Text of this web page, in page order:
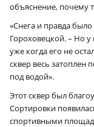
объяснение, почему
«Снега и правда
Гороховецкой. – Но
уже когда его не
сквер весь затоплен
под водой».
Этот сквер был
Сортировки
спортивными